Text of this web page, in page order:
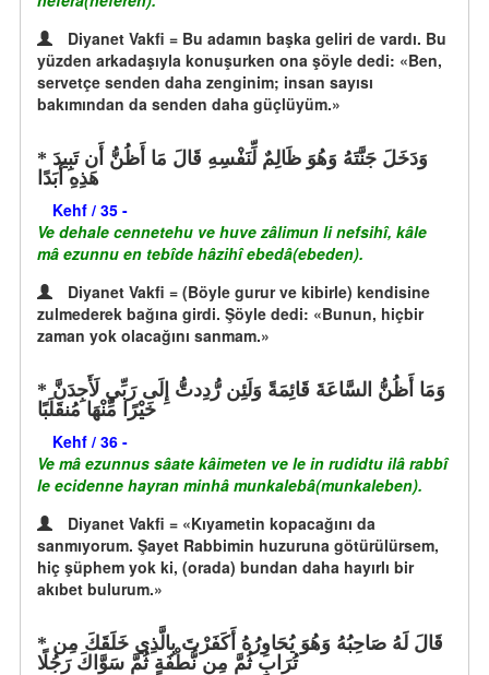
Diyanet Vakfi = Bu adamın başka geliri de vardı. Bu
yüzden arkadaşıyla konuşurken ona şöyle dedi: «Ben,
servetçe senden daha zenginim; insan sayısı
bakımından da senden daha güçlüyüm.»
هَذِهِ أَبَدًا
Kehf / 35 -
Ve dehale cennetehu ve huve zâlimun li nefsihî, kâle
mâ ezunnu en tebîde hâzihî ebedâ(ebeden).
Diyanet Vakfi = (Böyle gurur ve kibirle) kendisine
zulmederek bağına girdi. Şöyle dedi: «Bunun, hiçbir
zaman yok olacağını sanmam.»
خَيْرًا مِّنْهَا مُنقَلَبًا
Kehf / 36 -
Ve mâ ezunnus sâate kâimeten ve le in rudidtu ilâ rabbî
le ecidenne hayran minhâ munkalebâ(munkaleben).
Diyanet Vakfi = «Kıyametin kopacağını da
sanmıyorum. Şayet Rabbimin huzuruna götürülürsem,
hiç şüphem yok ki, (orada) bundan daha hayırlı bir
akıbet bulurum.»
قَالَ لَهُ صَاحِبُهُ وَهُوَ يُحَاوِرُهُ أَكَفَرْتَ بِالَّذِي خَلَقَكَ مِن
تُرَابٍ ثُمَّ مِن نُّطْفَةٍ ثُمَّ سَوَّاكَ رَجُلًا